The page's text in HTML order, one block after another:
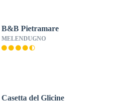
B&B Pietramare
MELENDUGNO
Casetta del Glicine